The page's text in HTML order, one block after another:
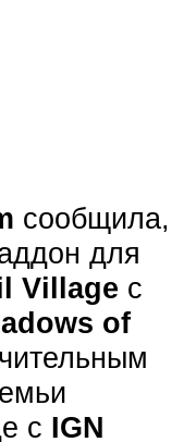
сообщила,
для
Village с
of
с IGN